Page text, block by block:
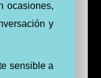
ocasiones,
y
sensible a